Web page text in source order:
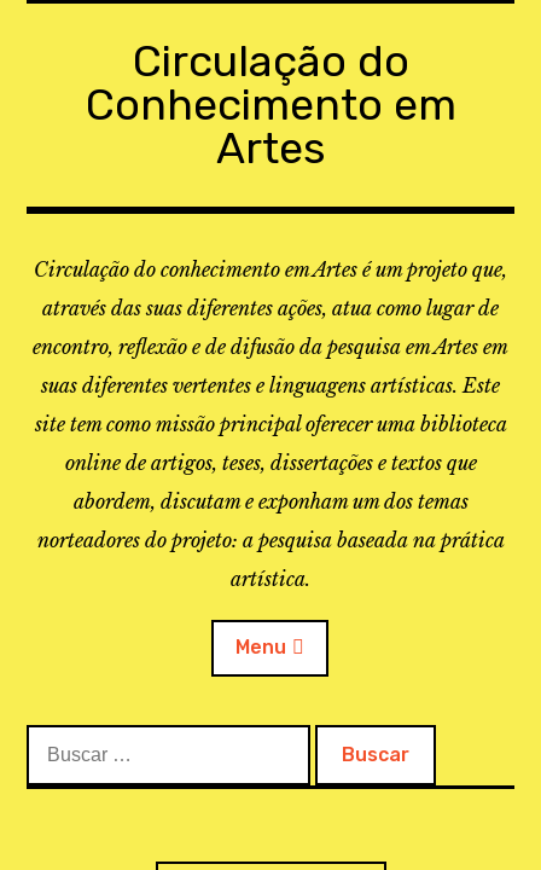
Circulação do
Conhecimento em
Artes
Circulação do conhecimento em Artes é um projeto que,
através das suas diferentes ações, atua como lugar de
encontro, reflexão e de difusão da pesquisa em Artes em
suas diferentes vertentes e linguagens artísticas. Este
site tem como missão principal oferecer uma biblioteca
online de artigos, teses, dissertações e textos que
abordem, discutam e exponham um dos temas
norteadores do projeto: a pesquisa baseada na prática
artística.
Menu
O PROJETO